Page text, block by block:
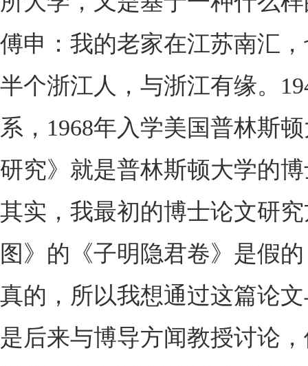
傅申：我的老家在江苏南汇
半个浙江人，与浙江有缘。
系，1968年入学美国普林斯
研究》就是普林斯顿大学的
其实，我最初的博士论文研
图》的《子明隐君卷》是假
真的，所以我想通过这篇论
是后来与博导方闻教授讨论